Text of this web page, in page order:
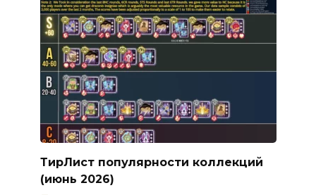
ТирЛист популярности коллекций
(июнь 2026)